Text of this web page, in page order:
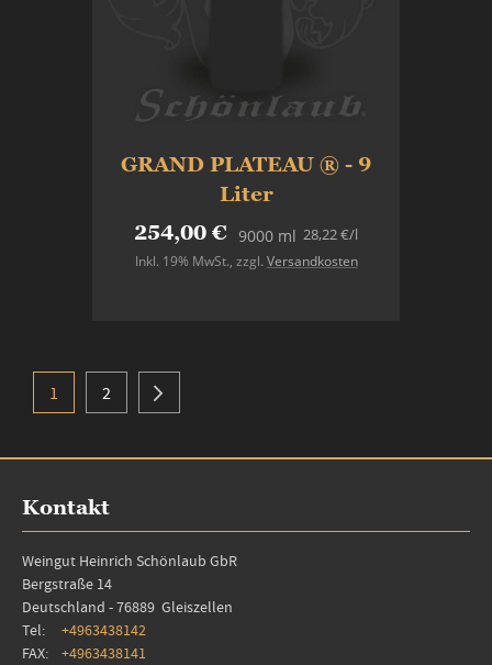
GRAND PLATEAU ® - 9
Liter
254,00 € 9000 ml
Inkl. 19% MwSt., zzgl. Versandkosten
28,22 €/l
Sie lesen gerade Seite
1 Seite
2
Kontakt
Weingut Heinrich Schönlaub GbR
Bergstraße 14
Deutschland - 76889 Gleiszellen
Tel: +4963438142
FAX: +4963438141